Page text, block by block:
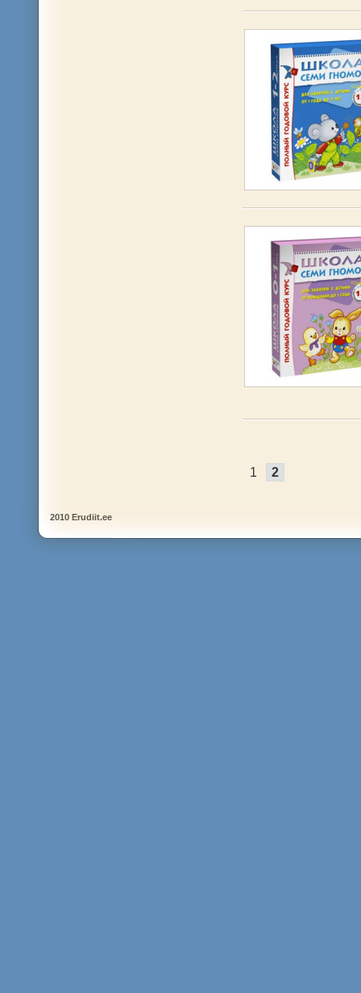
1 2
2010 Erudiit.ee